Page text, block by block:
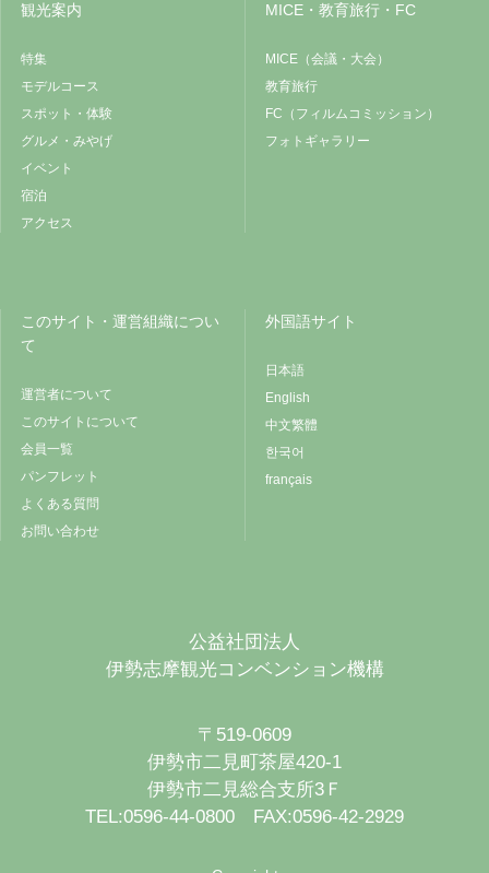
観光案内
特集
モデルコース
スポット・体験
グルメ・みやげ
イベント
宿泊
アクセス
MICE・教育旅行・FC
MICE（会議・大会）
教育旅行
FC（フィルムコミッション）
フォトギャラリー
このサイト・運営組織につい
て
運営者について
このサイトについて
会員一覧
パンフレット
よくある質問
お問い合わせ
外国語サイト
日本語
English
中文繁體
한국어
français
公益社団法人
伊勢志摩観光コンベンション機構
〒519-0609
伊勢市二見町茶屋420-1
伊勢市二見総合支所3Ｆ
TEL:0596-44-0800 FAX:0596-42-2929